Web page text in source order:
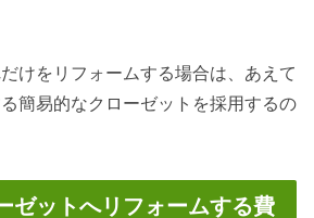
けをリフォームする場合は、あえて
簡易的なクローゼットを採用するの
ゼットへリフォームする費